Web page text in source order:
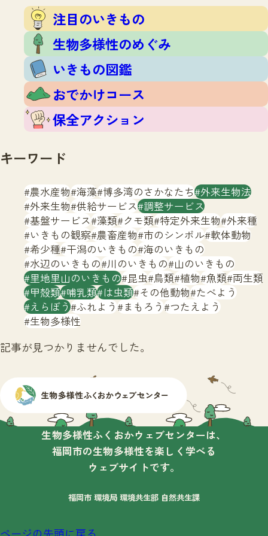
文字サイズ 小 中 大
注目のいきもの
生物多様性のめぐみ
いきもの図鑑
おでかけコース
保全アクション
いきもの調査隊
調査レポート
調査レポートTOP
調査結果
ふくおかいきものマップ
マッチング
マッチングTOP
掲載申し込みフォーム
お問合せ
生物多様性ふくおかウェブセンターとは
サイトマップ
注目のいきもの
生物多様性のめぐみ
いきもの図鑑
おでかけコース
保全アクション
キーワード
農水産物 海藻 博多湾のさかなたち 外来生物法
外来生物 供給サービス 調整サービス
基盤サービス 藻類 クモ類 特定外来生物 外来種
いきもの観察 農畜産物 市のシンボル 軟体動物
希少種 干潟のいきもの 海のいきもの
水辺のいきもの 川のいきもの 山のいきもの
里地里山のいきもの 昆虫 鳥類 植物 魚類 両生類
甲殻類 哺乳類 は虫類 その他動物 たべよう
えらぼう ふれよう まもろう つたえよう
生物多様性
記事が見つかりませんでした。
生物多様性ふくおかウェブセンターは、
福岡市の生物多様性を楽しく学べる
ウェブサイトです。
福岡市 環境局 環境共生部 自然共生課